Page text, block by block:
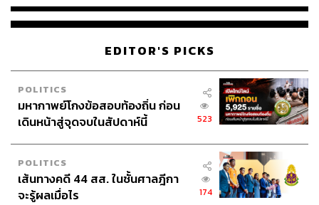
EDITOR'S PICKS
POLITICS
มหากาพย์โกงข้อสอบท้องถิ่น ก่อน
เดินหน้าสู่จุดจบในสัปดาห์นี้
523
POLITICS
เส้นทางคดี 44 สส. ในชั้นศาลฎีกา
จะรู้ผลเมื่อไร
174